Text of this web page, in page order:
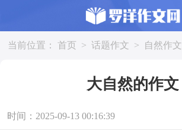
当前位置： 首页 > 话题作文 > 自然作文
大自然的作文
时间：2025-09-13 00:16:39